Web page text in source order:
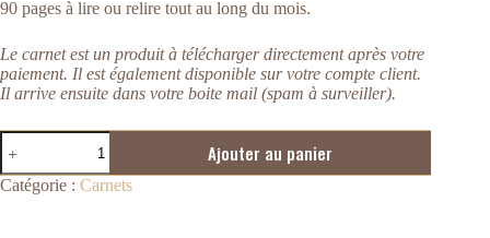
90 pages à lire ou relire tout au long du mois.
Le carnet est un produit à télécharger directement après votre
paiement. Il est également disponible sur votre compte client.
Il arrive ensuite dans votre boite mail (spam à surveiller).
quantité
de
Le
carnet
Ajouter au panier
Catégorie : Carnets